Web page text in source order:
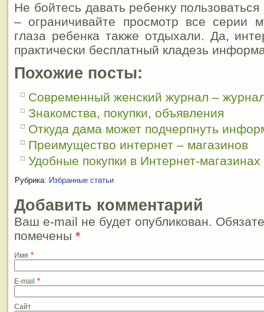
Не бойтесь давать ребенку
– ограничивайте просмотр все серии
глаза ребенка также отдыхали. Да,
практически бесплатный кладезь
Похожие посты:
Современный женский журнал –
Знакомства, покупки, объявления
Откуда дама может подчерпнуть
Преимущество интернет – магазинов
Удобные покупки в Интернет-магазинах
Рубрика: Избранные статьи
Добавить комментарий
Ваш e-mail не будет опубликован.
помечены *
Имя *
E-mail *
Сайт